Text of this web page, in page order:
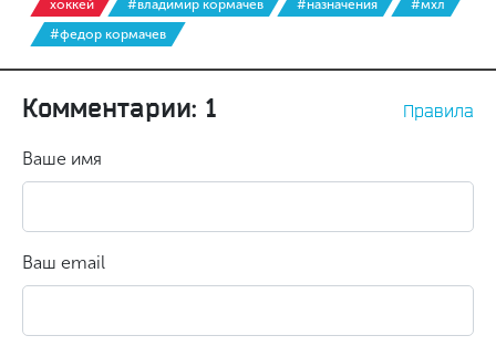
хоккей #владимир кормачев #назначения
#мхл
#федор кормачев
Комментарии: 1 Правила
Ваше имя
Ваш email